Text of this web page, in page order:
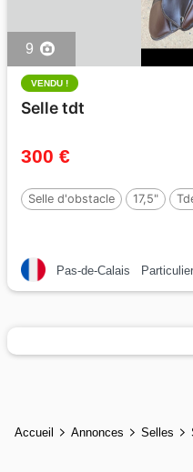
9
VENDU !
Selle tdt
300 €
Selle d'obstacle 17,5"
Pas-de-Calais Particulier
Accueil Annonces Selles